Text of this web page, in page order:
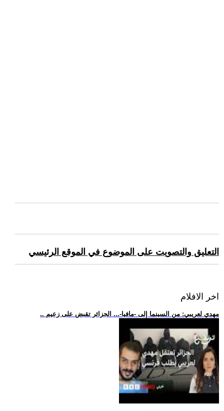
التعليق والتصويت على الموضوع في الموقع الرئيسي
اخر الافلام
.. مهدي لعريبي: من السينما إلى -مافيا-... الجزائر تقبض على زعيم